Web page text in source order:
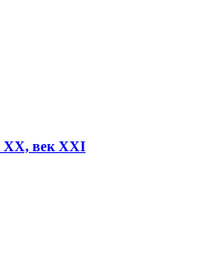
XX, век XXI